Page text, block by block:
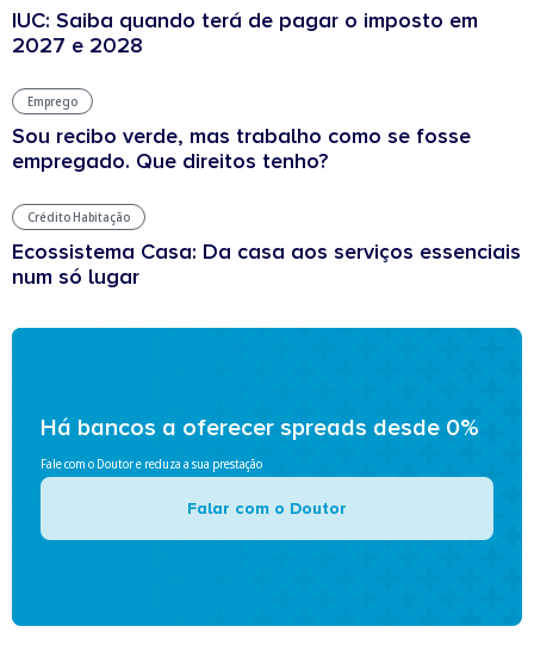
IUC: Saiba quando terá de pagar o imposto em
2027 e 2028
Emprego
Sou recibo verde, mas trabalho como se fosse
empregado. Que direitos tenho?
Crédito Habitação
Ecossistema Casa: Da casa aos serviços essenciais
num só lugar
Há bancos a oferecer spreads desde 0%
Fale com o Doutor e reduza a sua prestação
Falar com o Doutor